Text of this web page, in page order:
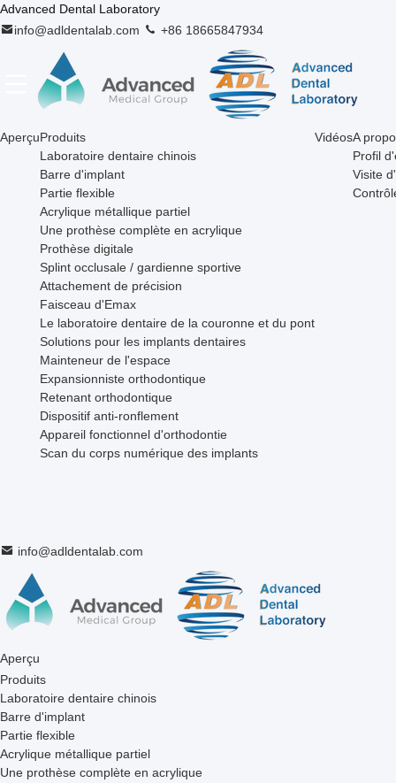
Advanced Dental Laboratory
info@adldentalab.com
+86 18665847934
AperçuProduits
Laboratoire dentaire chinois
Barre d'implant
Partie flexible
Acrylique métallique partiel
Une prothèse complète en acrylique
Prothèse digitale
Splint occlusale / gardienne sportive
Attachement de précision
Faisceau d'Emax
Le laboratoire dentaire de la couronne et du pont
Solutions pour les implants dentaires
Mainteneur de l'espace
Expansionniste orthodontique
Retenant orthodontique
Dispositif anti-ronflement
Appareil fonctionnel d'orthodontie
Scan du corps numérique des implants
VidéosA
Profil
Visite
info@adldentalab.com
Aperçu
Produits
Laboratoire dentaire chinois
Barre d'implant
Partie flexible
Acrylique métallique partiel
Une prothèse complète en acrylique